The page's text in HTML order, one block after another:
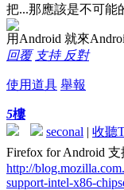
把...那應該是不可能
用Android 就來
回覆 支持 反對
使用道具 舉報
5樓
seconal | 收聽
Firefox for Android
http://
support-intel-x86-